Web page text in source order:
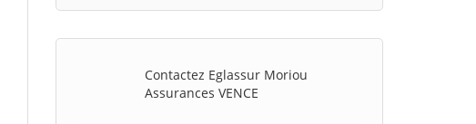
Contactez Eglassur Moriou
Assurances VENCE